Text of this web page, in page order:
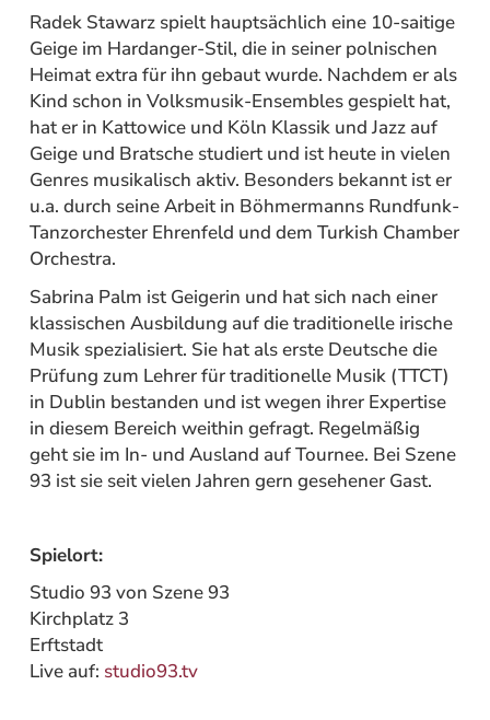
Radek Stawarz spielt hauptsächlich eine 10-saitige
Geige im Hardanger-Stil, die in seiner polnischen
Heimat extra für ihn gebaut wurde. Nachdem er als
Kind schon in Volksmusik-Ensembles gespielt hat,
hat er in Kattowice und Köln Klassik und Jazz auf
Geige und Bratsche studiert und ist heute in vielen
Genres musikalisch aktiv. Besonders bekannt ist er
u.a. durch seine Arbeit in Böhmermanns Rundfunk-
Tanzorchester Ehrenfeld und dem Turkish Chamber
Orchestra.
Sabrina Palm ist Geigerin und hat sich nach einer
klassischen Ausbildung auf die traditionelle irische
Musik spezialisiert. Sie hat als erste Deutsche die
Prüfung zum Lehrer für traditionelle Musik (TTCT)
in Dublin bestanden und ist wegen ihrer Expertise
in diesem Bereich weithin gefragt. Regelmäßig
geht sie im In- und Ausland auf Tournee. Bei Szene
93 ist sie seit vielen Jahren gern gesehener Gast.
Spielort:
Studio 93 von Szene 93
Kirchplatz 3
Erftstadt
Live auf: studio93.tv